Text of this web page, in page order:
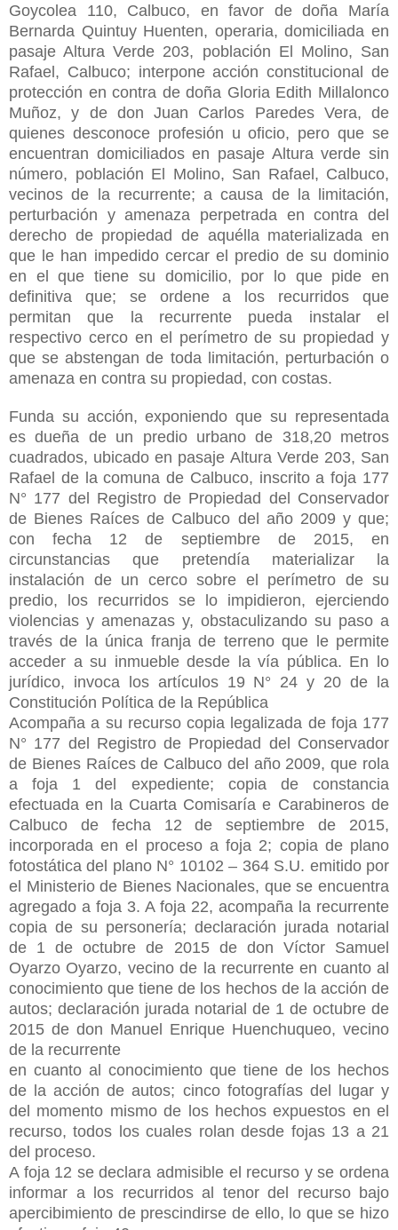
Goycolea 110, Calbuco, en favor de doña María
Bernarda Quintuy Huenten, operaria, domiciliada en
pasaje Altura Verde 203, población El Molino, San
Rafael, Calbuco; interpone acción constitucional de
protección en contra de doña Gloria Edith Millalonco
Muñoz, y de don Juan Carlos Paredes Vera, de
quienes desconoce profesión u oficio, pero que se
encuentran domiciliados en pasaje Altura verde sin
número, población El Molino, San Rafael, Calbuco,
vecinos de la recurrente; a causa de la limitación,
perturbación y amenaza perpetrada en contra del
derecho de propiedad de aquélla materializada en
que le han impedido cercar el predio de su dominio
en el que tiene su domicilio, por lo que pide en
definitiva que; se ordene a los recurridos que
permitan que la recurrente pueda instalar el
respectivo cerco en el perímetro de su propiedad y
que se abstengan de toda limitación, perturbación o
amenaza en contra su propiedad, con costas.
Funda su acción, exponiendo que su representada
es dueña de un predio urbano de 318,20 metros
cuadrados, ubicado en pasaje Altura Verde 203, San
Rafael de la comuna de Calbuco, inscrito a foja 177
N° 177 del Registro de Propiedad del Conservador
de Bienes Raíces de Calbuco del año 2009 y que;
con fecha 12 de septiembre de 2015, en
circunstancias que pretendía materializar la
instalación de un cerco sobre el perímetro de su
predio, los recurridos se lo impidieron, ejerciendo
violencias y amenazas y, obstaculizando su paso a
través de la única franja de terreno que le permite
acceder a su inmueble desde la vía pública. En lo
jurídico, invoca los artículos 19 N° 24 y 20 de la
Constitución Política de la República
Acompaña a su recurso copia legalizada de foja 177
N° 177 del Registro de Propiedad del Conservador
de Bienes Raíces de Calbuco del año 2009, que rola
a foja 1 del expediente; copia de constancia
efectuada en la Cuarta Comisaría e Carabineros de
Calbuco de fecha 12 de septiembre de 2015,
incorporada en el proceso a foja 2; copia de plano
fotostática del plano N° 10102 – 364 S.U. emitido por
el Ministerio de Bienes Nacionales, que se encuentra
agregado a foja 3. A foja 22, acompaña la recurrente
copia de su personería; declaración jurada notarial
de 1 de octubre de 2015 de don Víctor Samuel
Oyarzo Oyarzo, vecino de la recurrente en cuanto al
conocimiento que tiene de los hechos de la acción de
autos; declaración jurada notarial de 1 de octubre de
2015 de don Manuel Enrique Huenchuqueo, vecino
de la recurrente
en cuanto al conocimiento que tiene de los hechos
de la acción de autos; cinco fotografías del lugar y
del momento mismo de los hechos expuestos en el
recurso, todos los cuales rolan desde fojas 13 a 21
del proceso.
A foja 12 se declara admisible el recurso y se ordena
informar a los recurridos al tenor del recurso bajo
apercibimiento de prescindirse de ello, lo que se hizo